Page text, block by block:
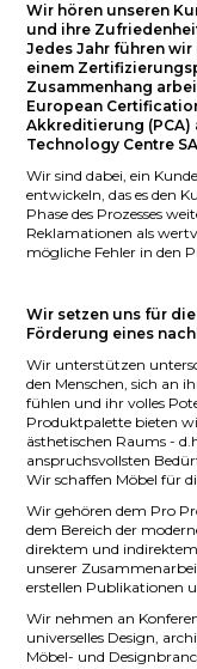
Wir hören unseren
und ihre
Jedes Jahr führen
einem
Zusammenhang
European
Akkreditierung
Technology Centre
Wir sind dabei, ein
entwickeln, das es den
Phase des Prozesses
Reklamationen als
mögliche Fehler in den
Wir setzen uns für
Förderung eines
Wir unterstützen
den Menschen, sich an
fühlen und ihr volles
Produktpalette bieten
ästhetischen Raums -
anspruchsvollsten
Wir schaffen Möbel für
Wir gehören dem Pro
dem Bereich der
direktem und
unserer
erstellen Publikationen
Wir nehmen an
universelles Design,
Möbel- und